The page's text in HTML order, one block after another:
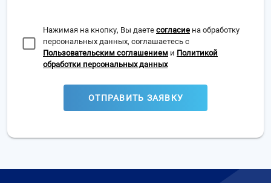
Нажимая на кнопку, Вы даете согласие на обработку
персональных данных, соглашаетесь с
Пользовательским соглашением и Политикой
обработки персональных данных
ОТПРАВИТЬ ЗАЯВКУ